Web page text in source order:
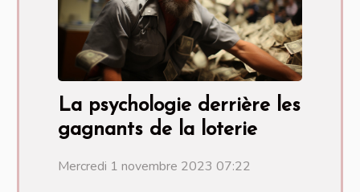
La psychologie derrière les
gagnants de la loterie
Mercredi 1 novembre 2023 07:22